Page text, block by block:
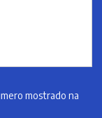
mostrado na